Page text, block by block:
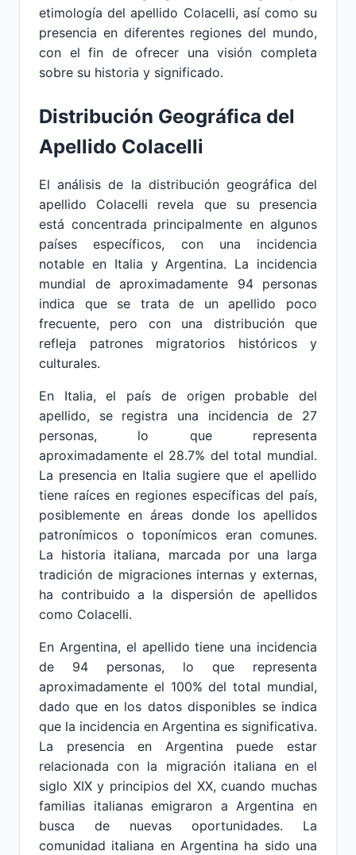
etimología del apellido Colacelli, así como su
presencia en diferentes regiones del mundo,
con el fin de ofrecer una visión completa
sobre su historia y significado.
Distribución Geográfica del
Apellido Colacelli
El análisis de la distribución geográfica del
apellido Colacelli revela que su presencia
está concentrada principalmente en algunos
países específicos, con una incidencia
notable en Italia y Argentina. La incidencia
mundial de aproximadamente 94 personas
indica que se trata de un apellido poco
frecuente, pero con una distribución que
refleja patrones migratorios históricos y
culturales.
En Italia, el país de origen probable del
apellido, se registra una incidencia de 27
personas, lo que representa
aproximadamente el 28.7% del total mundial.
La presencia en Italia sugiere que el apellido
tiene raíces en regiones específicas del país,
posiblemente en áreas donde los apellidos
patronímicos o toponímicos eran comunes.
La historia italiana, marcada por una larga
tradición de migraciones internas y externas,
ha contribuido a la dispersión de apellidos
como Colacelli.
En Argentina, el apellido tiene una incidencia
de 94 personas, lo que representa
aproximadamente el 100% del total mundial,
dado que en los datos disponibles se indica
que la incidencia en Argentina es significativa.
La presencia en Argentina puede estar
relacionada con la migración italiana en el
siglo XIX y principios del XX, cuando muchas
familias italianas emigraron a Argentina en
busca de nuevas oportunidades. La
comunidad italiana en Argentina ha sido una